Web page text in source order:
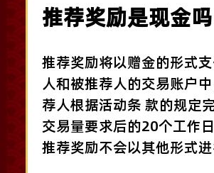
推荐奖励是现金吗
推荐奖励将以赠金的形式
人和被推荐人的交易账户
荐人根据活动条 款的规定
交易量要求后的20个工作日
推荐奖励不会以其他形式进